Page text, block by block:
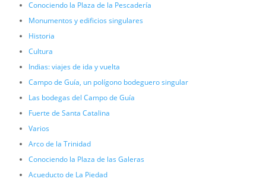
Conociendo la Plaza de la Pescadería
Monumentos y edificios singulares
Historia
Cultura
Indias: viajes de ida y vuelta
Campo de Guía, un polígono bodeguero singular
Las bodegas del Campo de Guía
Fuerte de Santa Catalina
Varios
Arco de la Trinidad
Conociendo la Plaza de las Galeras
Acueducto de La Piedad